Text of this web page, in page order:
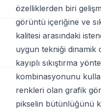
özelliklerden biri
görüntü içeriğine ve
kalitesi arasındaki
uygun tekniği dinamik
kayıplı sıkıştırma
kombinasyonunu
renkleri olan grafik
pikselin bütünlüğünü